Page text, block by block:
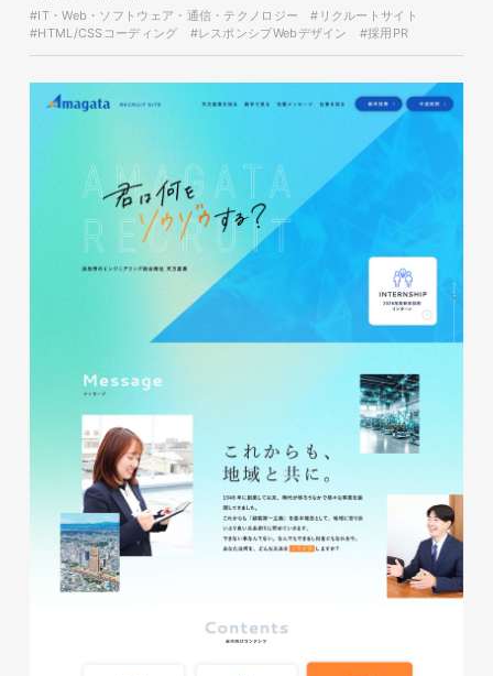
glitter8様 ECサイト制作
#アパレル・ファッション
#HTML/CSSコーディング
#スタンドバナー
glitter8様 A4スタンドバナ
#アパレル・ファッション
glitter8様 吹き出しPOP
#アパレル・ファッション
#吹き出しPOP
#IT・Web・ソフトウェア・通信・テクノロジー
#リクルートサイト
#HTML/CSSコーディング
#レスポンシブWebデザイン #採用PR